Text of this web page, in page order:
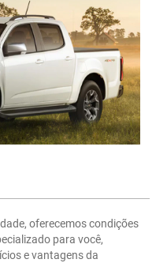
oferecemos condições
para você,
e vantagens da